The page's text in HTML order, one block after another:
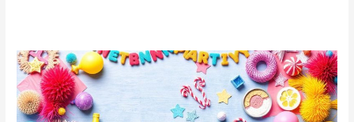
如
何
在
家